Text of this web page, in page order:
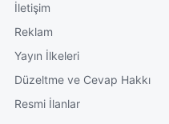
İletişim
Reklam
Yayın İlkeleri
Düzeltme ve Cevap Hakkı
Resmi İlanlar